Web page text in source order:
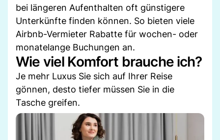
bei längeren Aufenthalten oft günstigere
Unterkünfte finden können. So bieten viele
Airbnb-Vermieter Rabatte für wochen- oder
monatelange Buchungen an.
Wie viel Komfort brauche ich?
Je mehr Luxus Sie sich auf Ihrer Reise
gönnen, desto tiefer müssen Sie in die
Tasche greifen.